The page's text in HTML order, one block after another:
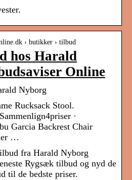
› butikker › tilbud
hos Harald
Online
Nyborg
Rucksack Stool.
·
Garcia Backrest Chair
…
fra Harald Nyborg
Rygsæk tilbud og nyd de
til de bedste priser.